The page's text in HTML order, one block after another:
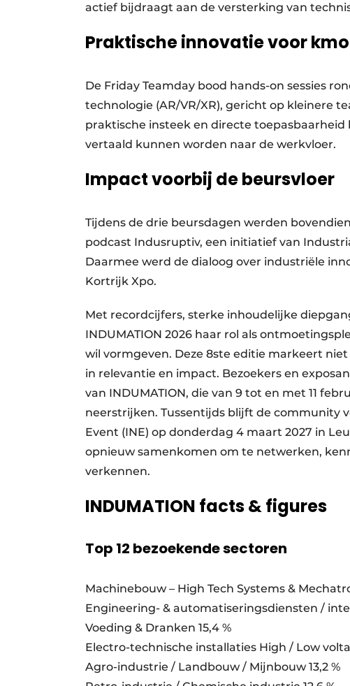
actief bijdraagt aan de versterking van
Praktische innovatie voor
De Friday Teamday bood hands-on sessies
technologie (AR/VR/XR), gericht op kleinere
praktische insteek en directe
vertaald kunnen worden naar de werkvloer.
Impact voorbij de beursvloer
Tijdens de drie beursdagen werden
podcast Indusruptiv, een initiatief van
Daarmee werd de dialoog over industriële
Kortrijk Xpo.
Met recordcijfers, sterke inhoudelijke
INDUMATION 2026 haar rol als
wil vormgeven. Deze 8ste editie markeert
in relevantie en impact. Bezoekers en
van INDUMATION, die van 9 tot en met 11
neerstrijken. Tussentijds blijft de community
Event (INE) op donderdag 4 maart 2027 in
opnieuw samenkomen om te netwerken,
verkennen.
INDUMATION facts & figures
Top 12 bezoekende sectoren
Machinebouw – High Tech Systems &
Engineering- & automatiseringsdiensten /
Voeding & Dranken 15,4 %
Electro-technische installaties High / Low
Agro-industrie / Landbouw / Mijnbouw 13,2 %